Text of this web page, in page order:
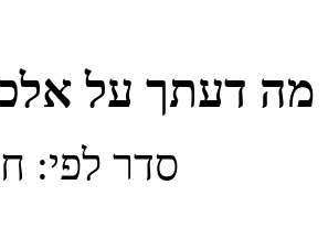
מה דעתך על
סדר לפי: